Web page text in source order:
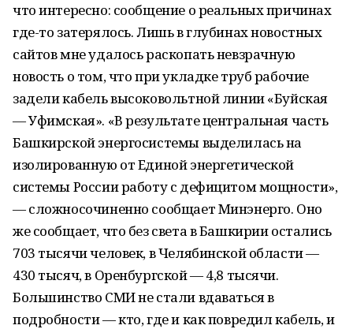
что интересно: сообщение о реальных причинах
где-то затерялось. Лишь в глубинах новостных
сайтов мне удалось раскопать невзрачную
новость о том, что при укладке труб рабочие
задели кабель высоковольтной линии «Буйская
— Уфимская». «В результате центральная часть
Башкирской энергосистемы выделилась на
изолированную от Единой энергетической
системы России работу с дефицитом мощности»,
— сложносочиненно сообщает Минэнерго. Оно
же сообщает, что без света в Башкирии остались
703 тысячи человек, в Челябинской области —
430 тысяч, в Оренбургской — 4,8 тысячи.
Большинство СМИ не стали вдаваться в
подробности — кто, где и как повредил кабель, и